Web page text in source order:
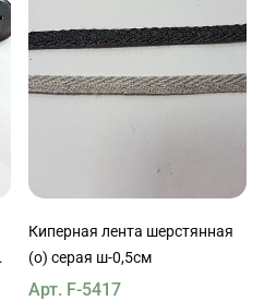
Киперная лента шерстянная
(о) серая ш-0,5см
Арт. F-5417